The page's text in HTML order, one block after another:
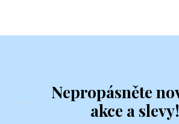
Nepropásněte
akce a slevy!